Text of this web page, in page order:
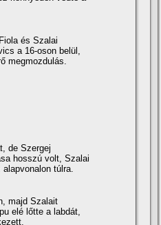
és Szalai
a 16-oson belül,
megmozdulás.
de Szergej
hosszú volt, Szalai
túlra.
majd Szalait
elé lőtte a labdát,